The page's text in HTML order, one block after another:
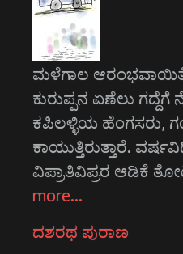
ಮಳೆಗಾಲ
ಕುರುಪ್ಪನ ಏಣೆಲು
ಕಪಿಲಳ್ಳಿಯ ಹೆಂಗಸರು,
ಕಾಯುತ್ತಿರುತ್ತಾರೆ.
ವಿಪ್ರಾತಿವಿಪ್ರರ ಆಡಿಕೆ
more…
ದಶರಥ ಪುರಾಣ